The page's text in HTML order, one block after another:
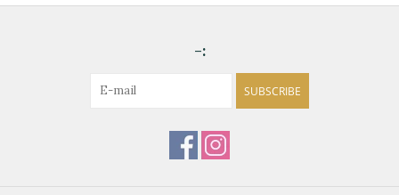
-:
SUBSCRIBE